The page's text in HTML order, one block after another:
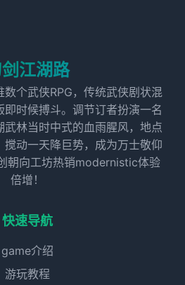
江湖路
数个武侠RPG，传统武侠剧状混
时候搏斗。调节订者扮演一名
武林当时中式的血雨腥风，地点
搅动一天降巨势，成为万士敬仰
朝向工坊热销modernistic体验
倍增！
快速导航
game介绍
游玩教程